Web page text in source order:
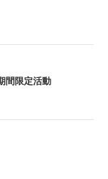
間限定活動